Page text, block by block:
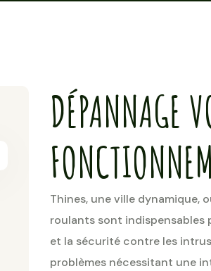
DÉPANNAGE
Thines, une ville dynamique,
roulants sont indispensables
et la sécurité contre les
problèmes nécessitant une